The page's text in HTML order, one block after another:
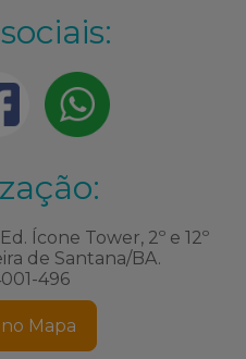
Ícone Tower, 2º e 12º
de Santana/BA.
496
Mapa